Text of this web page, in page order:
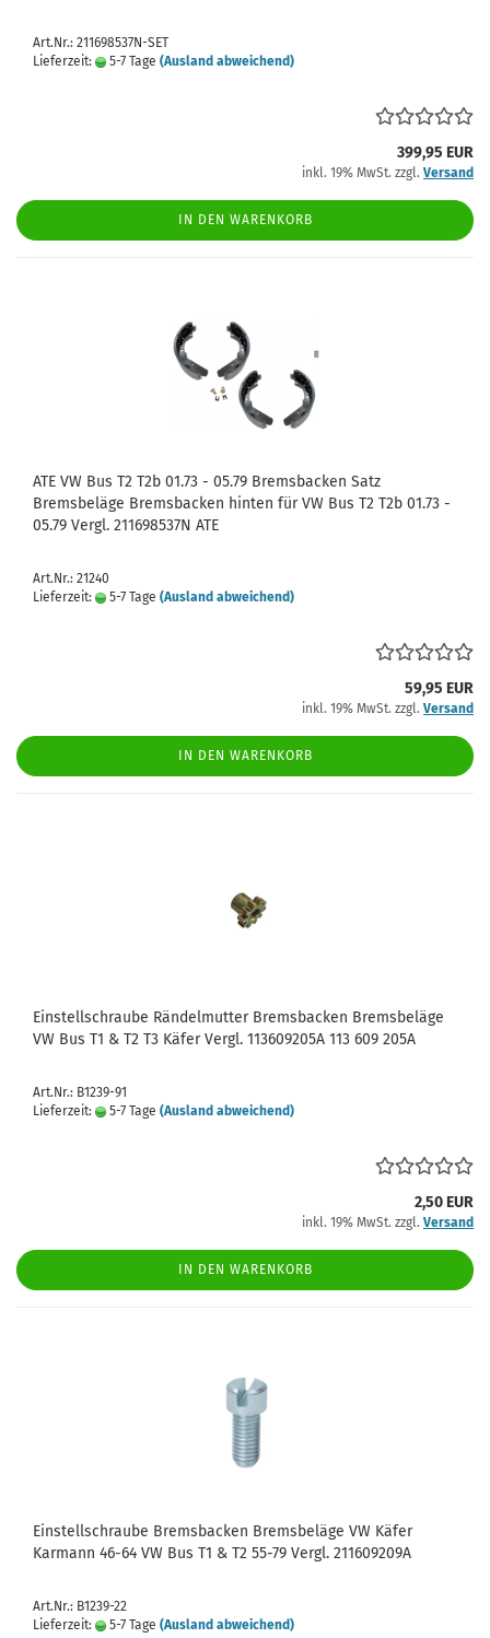
Art.Nr.: 211698537N-SET
Lieferzeit:
5-7 Tage (Ausland abweichend)
399,95 EUR
inkl. 19% MwSt. zzgl. Versand
IN DEN WARENKORB
ATE VW Bus T2 T2b 01.73 - 05.79 Bremsbacken Satz
Bremsbeläge Bremsbacken hinten für VW Bus T2 T2b 01.73 -
05.79 Vergl. 211698537N ATE
Art.Nr.: 21240
Lieferzeit:
5-7 Tage (Ausland abweichend)
59,95 EUR
inkl. 19% MwSt. zzgl. Versand
IN DEN WARENKORB
Einstellschraube Rändelmutter Bremsbacken Bremsbeläge
VW Bus T1 & T2 T3 Käfer Vergl. 113609205A 113 609 205A
Art.Nr.: B1239-91
Lieferzeit:
5-7 Tage (Ausland abweichend)
2,50 EUR
inkl. 19% MwSt. zzgl. Versand
IN DEN WARENKORB
Einstellschraube Bremsbacken Bremsbeläge VW Käfer
Karmann 46-64 VW Bus T1 & T2 55-79 Vergl. 211609209A
Art.Nr.: B1239-22
Lieferzeit:
5-7 Tage (Ausland abweichend)